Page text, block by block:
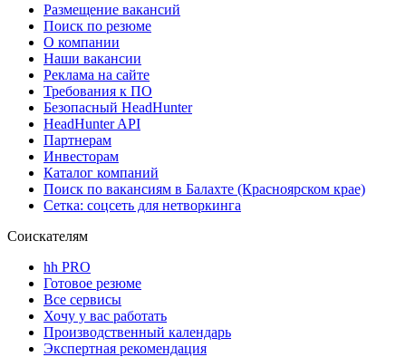
Размещение вакансий
Поиск по резюме
О компании
Наши вакансии
Реклама на сайте
Требования к ПО
Безопасный HeadHunter
HeadHunter API
Партнерам
Инвесторам
Каталог компаний
Поиск по вакансиям в Балахте (Красноярском крае)
Сетка: соцсеть для нетворкинга
Соискателям
hh PRO
Готовое резюме
Все сервисы
Хочу у вас работать
Производственный календарь
Экспертная рекомендация